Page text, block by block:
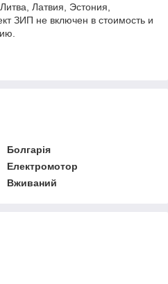
Латвия, Эстония,
ЗИП не включен в стоимость и
Болгарія
Електромотор
Вживаний